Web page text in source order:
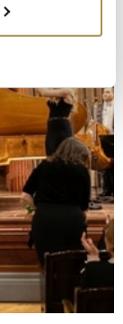
Lage
genau sein
identifizieren
Daten
im
zu
anbieten
zu
zu Ihrer
für